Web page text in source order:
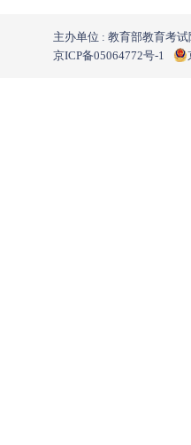
主办单位 : 教育部教育考试
京ICP备05064772号-1